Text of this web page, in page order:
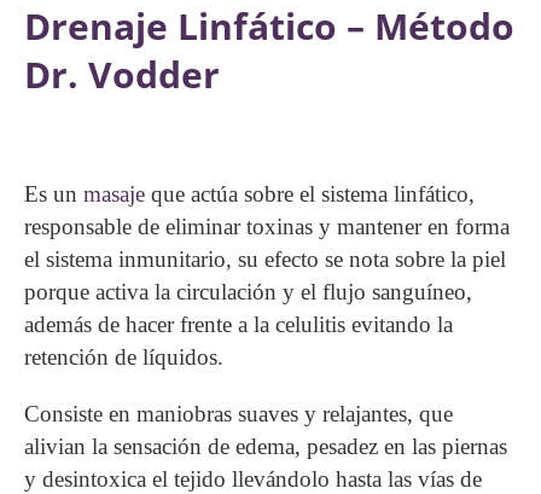
Drenaje Linfático – Método
Dr. Vodder
Es un masaje que actúa sobre el sistema linfático,
responsable de eliminar toxinas y mantener en forma
el sistema inmunitario, su efecto se nota sobre la piel
porque activa la circulación y el flujo sanguíneo,
además de hacer frente a la celulitis evitando la
retención de líquidos.
Consiste en maniobras suaves y relajantes, que
alivian la sensación de edema, pesadez en las piernas
y desintoxica el tejido llevándolo hasta las vías de